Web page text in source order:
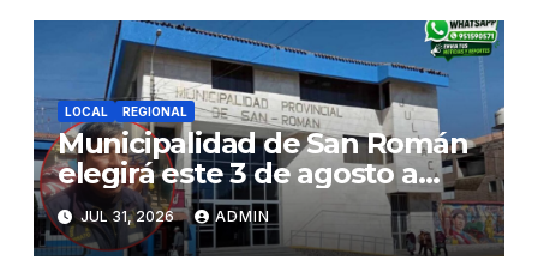
LOCAL REGIONAL
Municipalidad de San Román
elegirá este 3 de agosto a
representantes del Comité
de Seguridad y Salud en el
Trabajo
JUL 31, 2026 ADMIN